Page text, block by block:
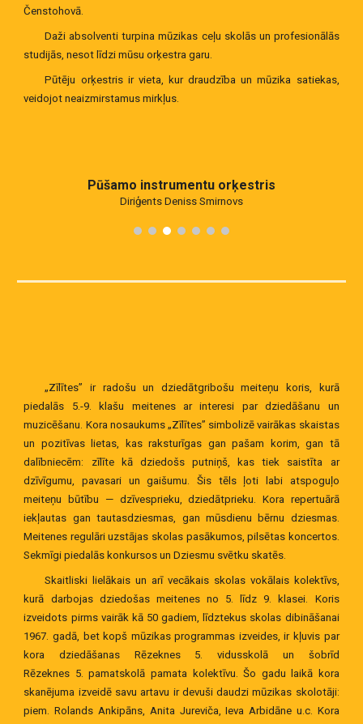
Čenstohovā.
Daži absolventi turpina mūzikas ceļu skolās un profesionālās
studijās, nesot līdzi mūsu orķestra garu.
Pūtēju orķestris ir vieta, kur draudzība un mūzika satiekas,
veidojot neaizmirstamus mirkļus.
Pūšamo instrumentu orķestris
Diriģents Deniss Smirnovs
„Zīlītes” ir radošu un dziedātgribošu meiteņu koris, kurā
piedalās 5.-9. klašu meitenes ar interesi par dziedāšanu un
muzicēšanu. Kora nosaukums „Zīlītes” simbolizē vairākas skaistas
un pozitīvas lietas, kas raksturīgas gan pašam korim, gan tā
dalībniecēm: zīlīte kā dziedošs putniņš, kas tiek saistīta ar
dzīvīgumu, pavasari un gaišumu. Šis tēls ļoti labi atspoguļo
meiteņu būtību — dzīvesprieku, dziedātprieku. Kora repertuārā
iekļautas gan tautasdziesmas, gan mūsdienu bērnu dziesmas.
Meitenes regulāri uzstājas skolas pasākumos, pilsētas koncertos.
Sekmīgi piedalās konkursos un Dziesmu svētku skatēs.
Skaitliski lielākais un arī vecākais skolas vokālais kolektīvs,
kurā darbojas dziedošas meitenes no 5. līdz 9. klasei. Koris
izveidots pirms vairāk kā 50 gadiem, līdztekus skolas dibināšanai
1967. gadā, bet kopš mūzikas programmas izveides, ir kļuvis par
kora dziedāšanas Rēzeknes 5. vidusskolā un šobrīd
Rēzeknes 5. pamatskolā pamata kolektīvu. Šo gadu laikā kora
skanējuma izveidē savu artavu ir devuši daudzi mūzikas skolotāji:
piem. Rolands Ankipāns, Anita Jureviča, Ieva Arbidāne u.c. Kora